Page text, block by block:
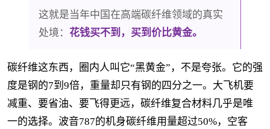
这就是当年中国在高端碳纤维领域的真实
处境： 花钱买不到，买到价比黄金。
碳纤维这东西，圈内人叫它“黑黄金”，不是夸张。它的强
度是钢的7到9倍，重量却只有钢的四分之一。大飞机要
减重、要省油、要飞得更远，碳纤维复合材料几乎是唯
一的选择。波音787的机身碳纤维用量超过50%，空客